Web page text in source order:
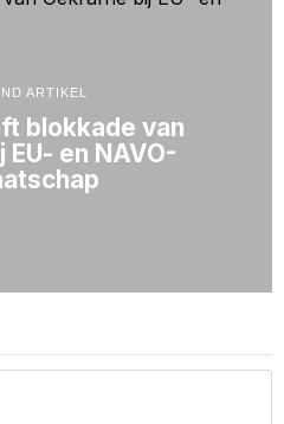
ARTIKEL
blokkade van
en NAVO-